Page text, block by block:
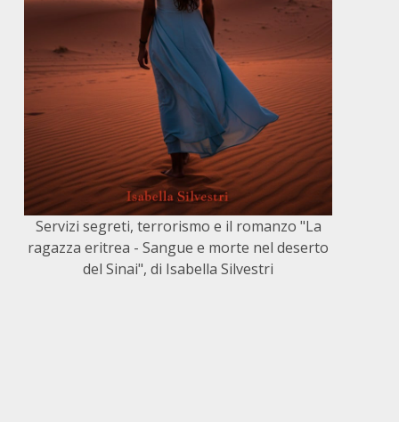
Servizi segreti, terrorismo e il romanzo "La
ragazza eritrea - Sangue e morte nel deserto
del Sinai", di Isabella Silvestri